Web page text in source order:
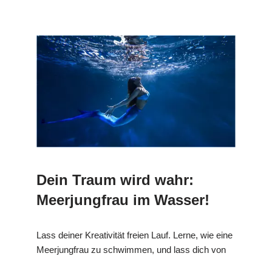
Dein Traum wird wahr:
Meerjungfrau im Wasser!
Lass deiner Kreativität freien Lauf. Lerne, wie eine
Meerjungfrau zu schwimmen, und lass dich von